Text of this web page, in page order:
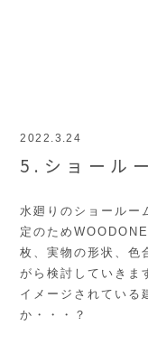
2022.3.24
5.ショール
水廻りのショールー
定のため
枚、実物の形状、色
がら検討していきま
イメージされている
か・・・？